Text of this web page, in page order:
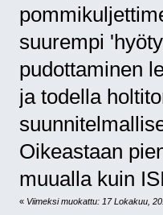
suurempi
pudottaminen
ja todella
Oikeastaan
muualla kuin
« Viimeksi muokattu: 17 Lokakuu,